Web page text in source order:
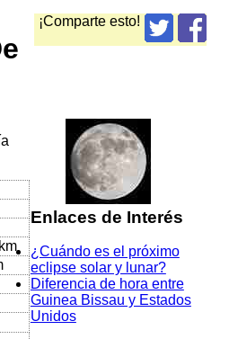
¡Comparte esto!
Enlaces de Interés
¿Cuándo es el próximo
eclipse solar y lunar?
Diferencia de hora entre
Guinea Bissau y Estados
Unidos